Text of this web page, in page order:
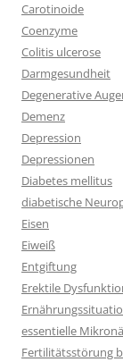
Carotinoide
Coenzyme
Colitis ulcerose
Darmgesundheit
Degenerative
Demenz
Depression
Depressionen
Diabetes mellitus
diabetische
Eisen
Eiweiß
Entgiftung
Erektile
essentielle
Fertilitätsstörung